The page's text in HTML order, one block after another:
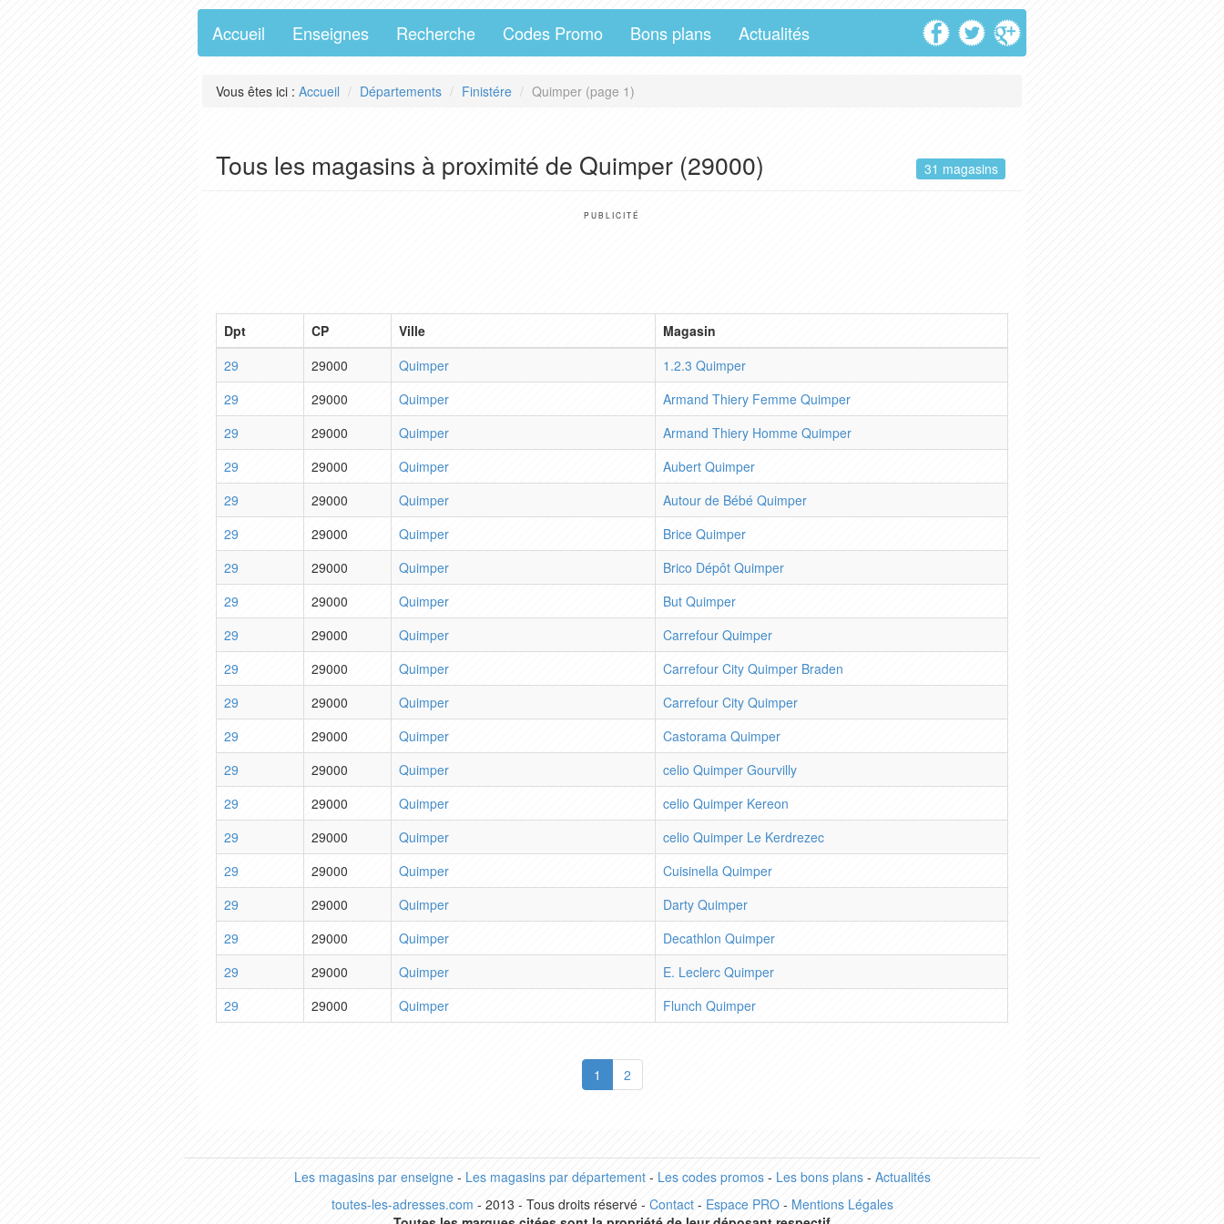
Accueil Enseignes Recherche Codes Promo Bons plans Actualités
Vous êtes ici : Accueil Départements Finistére Quimper (page 1)
Tous les magasins à proximité de Quimper (29000) 31 magasins
PUBLICITÉ
Dpt CP Ville
Magasin
29
29000 Quimper
1.2.3 Quimper
29
29000 Quimper
Armand Thiery Femme Quimper
29
29000 Quimper
Armand Thiery Homme Quimper
29
29000 Quimper
Aubert Quimper
29
29000 Quimper
Autour de Bébé Quimper
29
29000 Quimper
Brice Quimper
29
29000 Quimper
Brico Dépôt Quimper
29
29000 Quimper
But Quimper
29
29000 Quimper
Carrefour Quimper
29
29000 Quimper
Carrefour City Quimper Braden
29
29000 Quimper
Carrefour City Quimper
29
29000 Quimper
Castorama Quimper
29
29000 Quimper
celio Quimper Gourvilly
29
29000 Quimper
celio Quimper Kereon
29
29000 Quimper
celio Quimper Le Kerdrezec
29
29000 Quimper
Cuisinella Quimper
29
29000 Quimper
Darty Quimper
29
29000 Quimper
Decathlon Quimper
29
29000 Quimper
E. Leclerc Quimper
29
29000 Quimper Flunch Quimper
1 2
Les magasins par enseigne- Les magasins par département- Les codes promos- Les bons plans- Actualités
toutes-les-adresses.com - 2013 - Tous droits réservé - Contact- Espace PRO- Mentions Légales